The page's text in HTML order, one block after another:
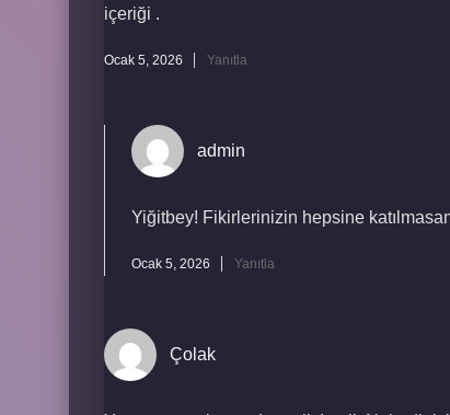
içeriği .
Ocak 5, 2026 Yanıtla
admin
Yiğitbey! Fikirlerinizin hepsine
Ocak 5, 2026 Yanıtla
Çolak